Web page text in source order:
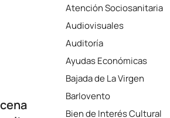
Atención Sociosanitaria
Audiovisuales
Auditoría
Ayudas Económicas
Bajada de La Virgen
Barlovento
Bien de Interés Cultural